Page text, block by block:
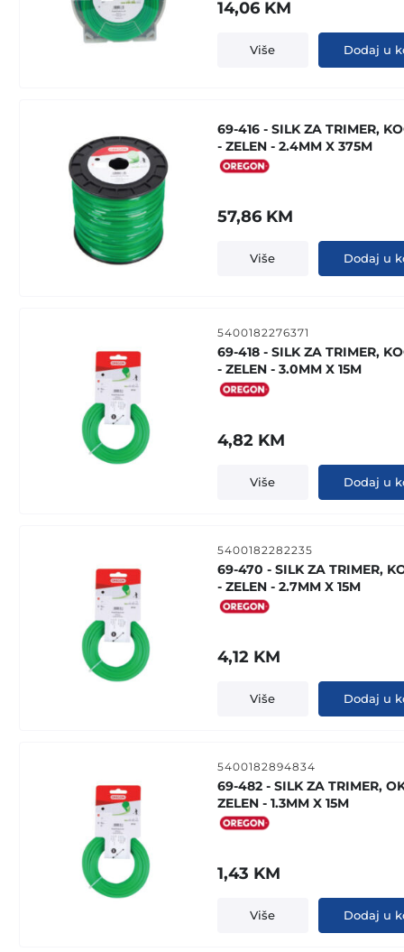
14,06 KM
Više Dodaj u
69-416 - SILK ZA TRIMER,
- ZELEN - 2.4MM X 375M
57,86 KM
Više Dodaj u
5400182276371
69-418 - SILK ZA TRIMER,
- ZELEN - 3.0MM X 15M
4,82 KM
Više Dodaj u
5400182282235
69-470 - SILK ZA TRIMER,
- ZELEN - 2.7MM X 15M
4,12 KM
Više Dodaj u
5400182894834
69-482 - SILK ZA TRIMER,
ZELEN - 1.3MM X 15M
1,43 KM
Više Dodaj u